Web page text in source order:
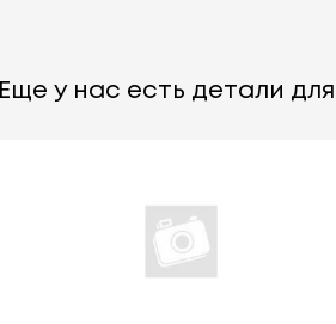
Еще у нас есть детали